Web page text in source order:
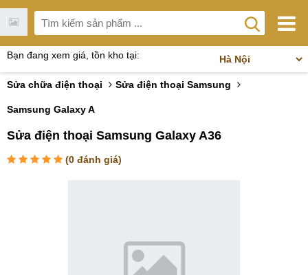
Bạn đang xem giá, tồn kho tại:
Sửa chữa điện thoại Sửa điện thoại Samsung
Samsung Galaxy A
Sửa điện thoại Samsung Galaxy A36
(0 đánh giá)